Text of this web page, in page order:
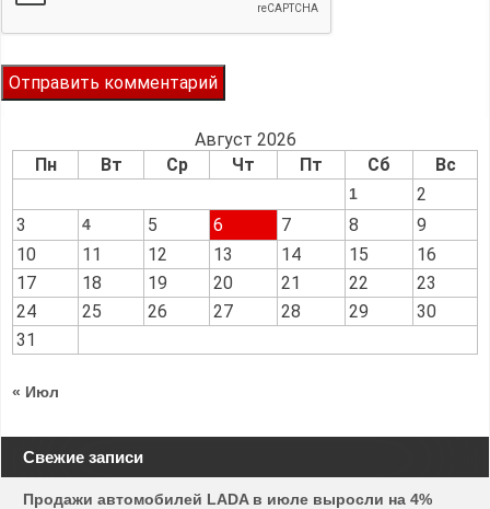
Август 2026
Пн
Вт Ср Чт Пт Сб Вс
1
2
3
4 5 6 7 8
9
10
11 12 13 14 15
16
17
18 19 20 21 22
23
24
25 26 27 28 29
30
31
« Июл
Свежие записи
Продажи автомобилей LADA в июле выросли на 4%